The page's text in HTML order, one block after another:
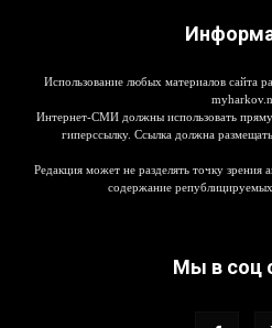
Использование любых материалов сайта
Интернет-СМИ должны использовать
гиперссылку. Ссылка должна
Редакция может не разделять точку зрения
содержание републицируемых
Мы в соц